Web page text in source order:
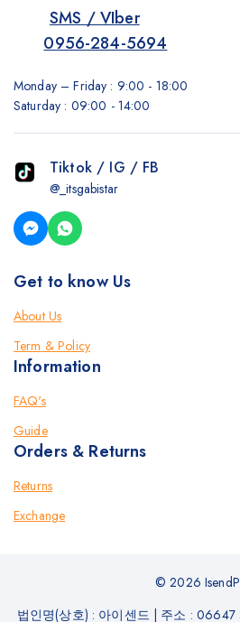
SMS / VIber
0956-284-5694
Monday – Friday : 9:00 - 18:00
Saturday : 09:00 - 14:00
Tiktok / IG / FB
@_itsgabistar
Get to know Us
About Us
Term & Policy
Information
FAQ's
Guide
Orders & Returns
Returns
Exchange
© 2026
법인명(상호) : 아이센드
주소 : 06647